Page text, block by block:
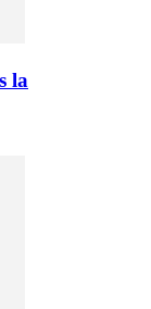
la